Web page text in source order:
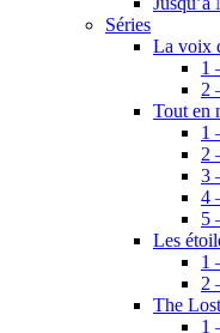
Séries
La voix
1
2
Tout en
1
2
3
4
5
Les
1
2
The
1